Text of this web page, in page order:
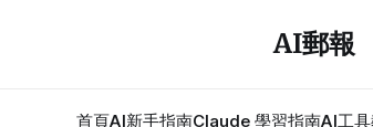
AI郵報
首頁AI新手指南Claude 學習指南AI工